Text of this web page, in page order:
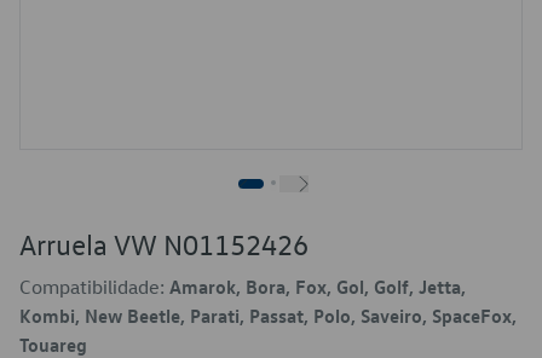
Arruela VW N01152426
Compatibilidade: Amarok, Bora, Fox, Gol, Golf, Jetta,
Kombi, New Beetle, Parati, Passat, Polo, Saveiro, SpaceFox,
Touareg